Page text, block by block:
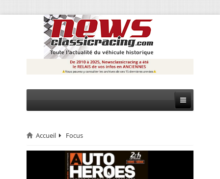
CIRCUIT
Accueil Focus